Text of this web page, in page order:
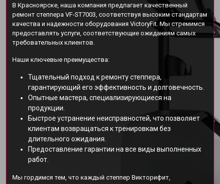
В Красноярске, наша компания предлагает качественный
ремонт степпера VF-ST7003, соответствуя высоким стандартам
качества и надежности оборудования VictoryFit. Мы стремимся
предоставлять услуги, соответствующие ожиданиям самых
требовательных клиентов.
Наши ключевые преимущества:
Тщательный подход к ремонту степпера,
гарантирующий его эффективность и долговечность.
Опытные мастера, специализирующиеся на
продукции.
Быстрое устранение неисправностей, что позволяет
клиентам возвращаться к тренировкам без
длительного ожидания.
Предоставление гарантии на все виды выполненных
работ.
Мы гордимся тем, что каждый степпер Викторифит,